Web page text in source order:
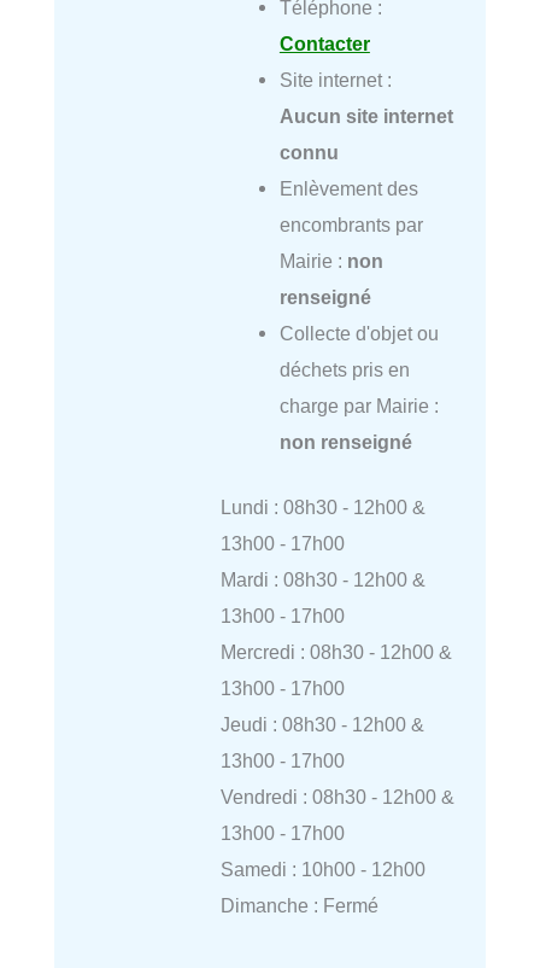
Téléphone :
Contacter
Site internet :
Aucun site internet
connu
Enlèvement des
encombrants par
Mairie : non
renseigné
Collecte d'objet ou
déchets pris en
charge par Mairie :
non renseigné
Lundi : 08h30 - 12h00 &
13h00 - 17h00
Mardi : 08h30 - 12h00 &
13h00 - 17h00
Mercredi : 08h30 - 12h00 &
13h00 - 17h00
Jeudi : 08h30 - 12h00 &
13h00 - 17h00
Vendredi : 08h30 - 12h00 &
13h00 - 17h00
Samedi : 10h00 - 12h00
Dimanche : Fermé